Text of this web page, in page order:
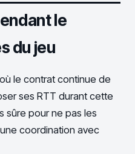
le
du jeu
le contrat continue de
ses RTT durant cette
sûre pour ne pas les
coordination avec